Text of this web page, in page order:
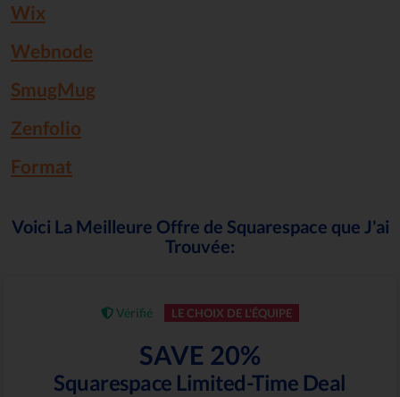
Wix
Webnode
SmugMug
Zenfolio
Format
Voici La Meilleure Offre de Squarespace que J'ai
Trouvée:
Vérifié LE CHOIX DE L'ÉQUIPE
SAVE 20%
Squarespace Limited-Time Deal